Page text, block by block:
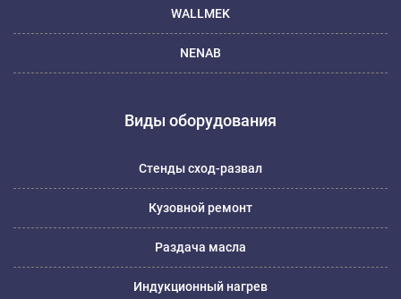
WALLMEK
NENAB
Виды оборудования
Стенды сход-развал
Кузовной ремонт
Раздача масла
Индукционный нагрев